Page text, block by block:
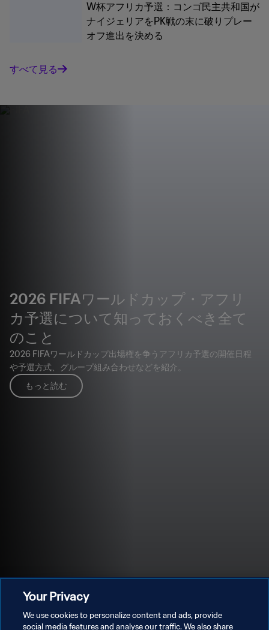
W杯アフリカ予選：コンゴ民主共和国が
ナイジェリアをPK戦の末に破りプレー
オフ進出を決める
すべて見る
2026 FIFAワールドカップ・アフリ
カ予選について知っておくべき全て
のこと
2026 FIFAワールドカップ出場権を争うアフリカ予選の開催日程
や予選方式、グループ組み合わせなどを紹介。
もっと読む
参加者情報
Your Privacy
We use cookies to personalize content and ads, provide
social media features and analyse our traffic. We also share